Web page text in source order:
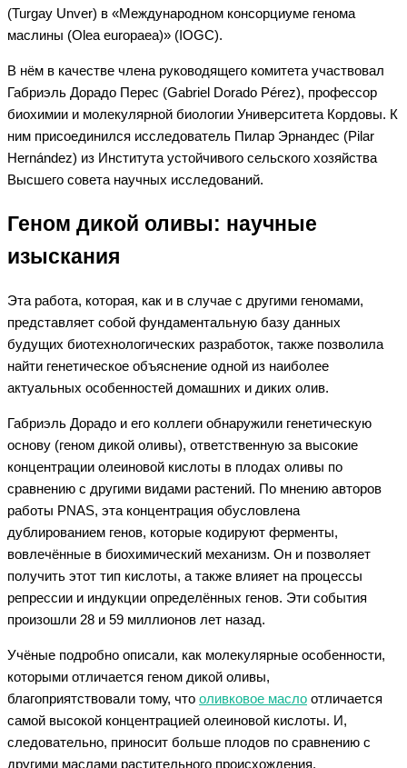
(Turgay Unver) в «Международном консорциуме генома
маслины (Olea europaea)» (IOGC).
В нём в качестве члена руководящего комитета участвовал
Габриэль Дорадо Перес (Gabriel Dorado Pérez), профессор
биохимии и молекулярной биологии Университета Кордовы. К
ним присоединился исследователь Пилар Эрнандес (Pilar
Hernández) из Института устойчивого сельского хозяйства
Высшего совета научных исследований.
Геном дикой оливы: научные
изыскания
Эта работа, которая, как и в случае с другими геномами,
представляет собой фундаментальную базу данных
будущих биотехнологических разработок, также позволила
найти генетическое объяснение одной из наиболее
актуальных особенностей домашних и диких олив.
Габриэль Дорадо и его коллеги обнаружили генетическую
основу (геном дикой оливы), ответственную за высокие
концентрации олеиновой кислоты в плодах оливы по
сравнению с другими видами растений. По мнению авторов
работы PNAS, эта концентрация обусловлена
дублированием генов, которые кодируют ферменты,
вовлечённые в биохимический механизм. Он и позволяет
получить этот тип кислоты, а также влияет на процессы
репрессии и индукции определённых генов. Эти события
произошли 28 и 59 миллионов лет назад.
Учёные подробно описали, как молекулярные особенности,
которыми отличается геном дикой оливы,
благоприятствовали тому, что оливковое масло отличается
самой высокой концентрацией олеиновой кислоты. И,
следовательно, приносит больше плодов по сравнению с
другими маслами растительного происхождения.